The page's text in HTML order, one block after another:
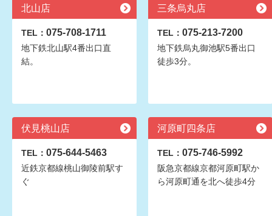
北山店
TEL： 075-708-1711
地下鉄北山駅4番出口直
結。
三条烏丸店
TEL： 075-213-7200
地下鉄烏丸御池駅5番出口
徒歩3分。
伏見桃山店
TEL： 075-644-5463
近鉄京都線桃山御陵前駅す
ぐ
河原町四条店
TEL： 075-746-5992
阪急京都線京都河原町駅か
ら河原町通を北へ徒歩4分